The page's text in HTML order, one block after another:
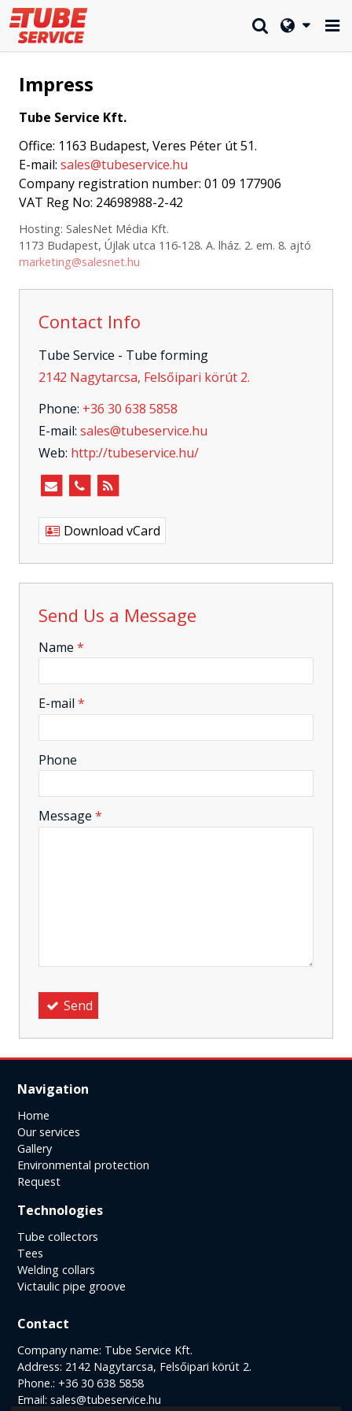
Impress
Tube Service Kft.
Office: 1163 Budapest, Veres Péter út 51.
E-mail: sales@tubeservice.hu
Company registration number: 01 09 177906
VAT Reg No: 24698988-2-42
Hosting: SalesNet Média Kft.
1173 Budapest, Újlak utca 116-128. A. lház. 2. em. 8. ajtó
marketing@salesnet.hu
Contact Info
Tube Service - Tube forming
2142 Nagytarcsa, Felsőipari körút 2.
Phone: +36 30 638 5858
E-mail: sales@tubeservice.hu
Web: http://tubeservice.hu/
Download vCard
Send Us a Message
Name *
E-mail *
Phone
Message *
Send
Navigation
Home
Our services
Gallery
Environmental protection
Request
Technologies
Tube collectors
Tees
Welding collars
Victaulic pipe groove
Contact
Company name: Tube Service Kft.
Address: 2142 Nagytarcsa, Felsőipari körút 2.
Phone.: +36 30 638 5858
Email: sales@tubeservice.hu